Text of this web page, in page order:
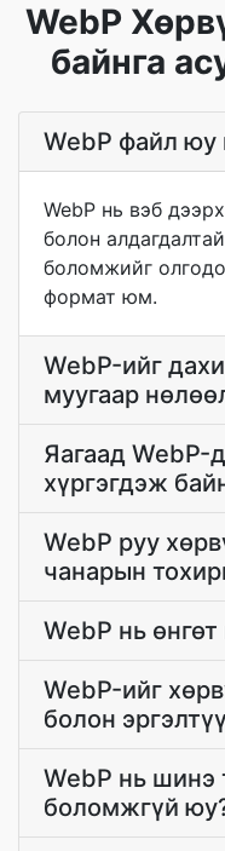
WebP
байнга
WebP файл юу
WebP нь вэб
болон
боломжийг
формат юм.
WebP-ийг
муугаар
Яагаад WebP-
хүргэгдэж
WebP руу
чанарын
WebP нь
WebP-ийг
болон
WebP нь шинэ
боломжгүй